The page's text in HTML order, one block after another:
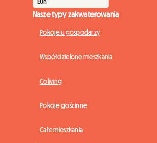
Nasze typy zakwaterowania
Pokoje u gospodarzy
Współdzielone mieszkania
Coliving
Pokoje gościnne
Całe mieszkania